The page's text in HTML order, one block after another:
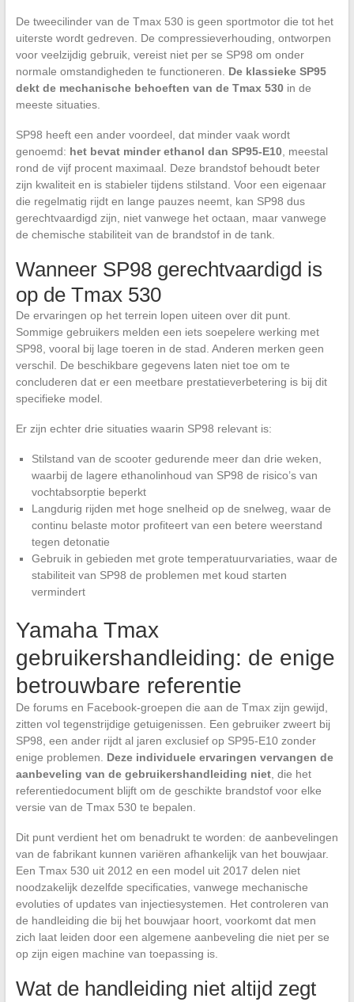
De tweecilinder van de Tmax 530 is geen sportmotor die tot het
uiterste wordt gedreven. De compressieverhouding, ontworpen
voor veelzijdig gebruik, vereist niet per se SP98 om onder
normale omstandigheden te functioneren. De klassieke SP95
dekt de mechanische behoeften van de Tmax 530in de
meeste situaties.
SP98 heeft een ander voordeel, dat minder vaak wordt
genoemd: het bevat minder ethanol dan SP95-E10, meestal
rond de vijf procent maximaal. Deze brandstof behoudt beter
zijn kwaliteit en is stabieler tijdens stilstand. Voor een eigenaar
die regelmatig rijdt en lange pauzes neemt, kan SP98 dus
gerechtvaardigd zijn, niet vanwege het octaan, maar vanwege
de chemische stabiliteit van de brandstof in de tank.
Wanneer SP98 gerechtvaardigd is
op de Tmax 530
De ervaringen op het terrein lopen uiteen over dit punt.
Sommige gebruikers melden een iets soepelere werking met
SP98, vooral bij lage toeren in de stad. Anderen merken geen
verschil. De beschikbare gegevens laten niet toe om te
concluderen dat er een meetbare prestatieverbetering is bij dit
specifieke model.
Er zijn echter drie situaties waarin SP98 relevant is:
Stilstand van de scooter gedurende meer dan drie weken,
waarbij de lagere ethanolinhoud van SP98 de risico’s van
vochtabsorptie beperkt
Langdurig rijden met hoge snelheid op de snelweg, waar de
continu belaste motor profiteert van een betere weerstand
tegen detonatie
Gebruik in gebieden met grote temperatuurvariaties, waar de
stabiliteit van SP98 de problemen met koud starten
vermindert
Yamaha Tmax
gebruikershandleiding: de enige
betrouwbare referentie
De forums en Facebook-groepen die aan de Tmax zijn gewijd,
zitten vol tegenstrijdige getuigenissen. Een gebruiker zweert bij
SP98, een ander rijdt al jaren exclusief op SP95-E10 zonder
enige problemen. Deze individuele ervaringen vervangen de
aanbeveling van de gebruikershandleiding niet, die het
referentiedocument blijft om de geschikte brandstof voor elke
versie van de Tmax 530 te bepalen.
Dit punt verdient het om benadrukt te worden: de aanbevelingen
van de fabrikant kunnen variëren afhankelijk van het bouwjaar.
Een Tmax 530 uit 2012 en een model uit 2017 delen niet
noodzakelijk dezelfde specificaties, vanwege mechanische
evoluties of updates van injectiesystemen. Het controleren van
de handleiding die bij het bouwjaar hoort, voorkomt dat men
zich laat leiden door een algemene aanbeveling die niet per se
op zijn eigen machine van toepassing is.
Wat de handleiding niet altijd zegt